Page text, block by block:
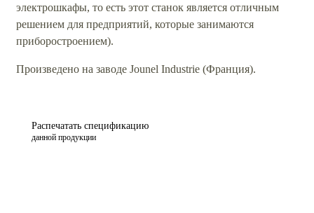
электрошкафы, то есть этот станок является отличным
решением для предприятий, которые занимаются
приборостроением).
Произведено на заводе Jounel Industrie (Франция).
Распечатать спецификацию
данной продукции